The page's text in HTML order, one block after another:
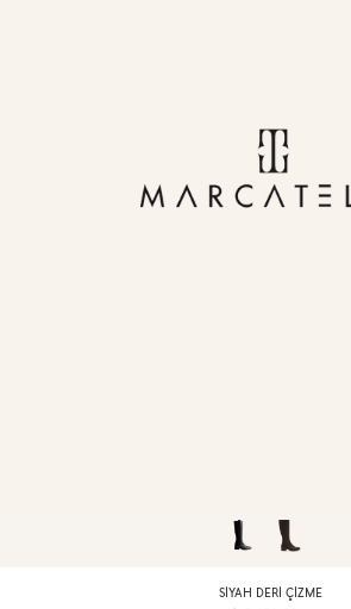
SIYAH DERI ÇIZME